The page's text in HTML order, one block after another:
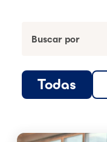
Todas